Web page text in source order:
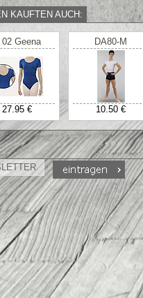
KAUFTEN AUCH:
02 Geena
27.95 €
DA80-M
10.50 €